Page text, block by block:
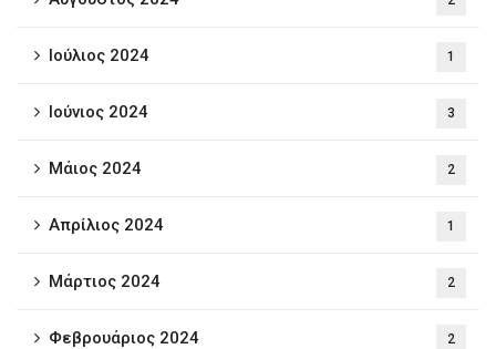
Ιούλιος 2024 1
Ιούνιος 2024 3
Μάιος 2024 2
Απρίλιος 2024 1
Μάρτιος 2024 2
Φεβρουάριος 2024 2